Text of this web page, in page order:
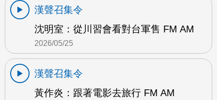
漢聲召集令
沈明室：從川習會看對台軍售 FM AM
2026/05/25
漢聲召集令
黃作炎：跟著電影去旅行 FM AM